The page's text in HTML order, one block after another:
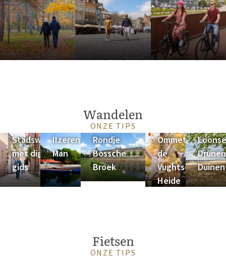
Wandelen
ONZE TIPS
Stadswandeling
met digitale
gids
IIzeren
Man
Rondje
Bossche
Broek
Ommetje
de
Vughtse
Heide
Duinen
Fietsen
ONZE TIPS